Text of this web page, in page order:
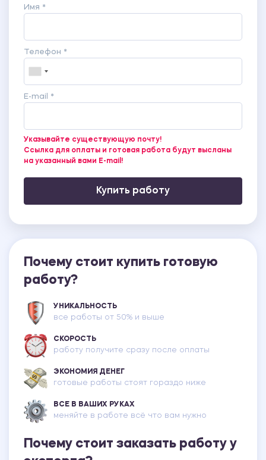
Имя *
Телефон *
E-mail *
Указывайте существующую почту!
Ссылка для оплаты и готовая работа будут высланы
на указанный вами E-mail!
Купить работу
Почему стоит купить готовую
работу?
УНИКАЛЬНОСТЬ
все работы от 50% и выше
СКОРОСТЬ
работу получите сразу после оплаты
ЭКОНОМИЯ ДЕНЕГ
готовые работы стоят гораздо ниже
ВСЕ В ВАШИХ РУКАХ
меняйте в работе всё что вам нужно
Почему стоит заказать работу у